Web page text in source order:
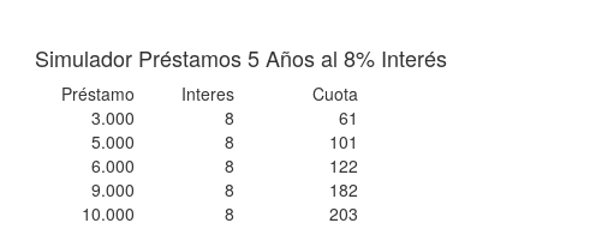
Simulador Préstamos 5 Años al 8% Interés
Préstamo Interes
Cuota
3.000
8
61
5.000
8
101
6.000
8
122
9.000
8
182
10.000
8
203